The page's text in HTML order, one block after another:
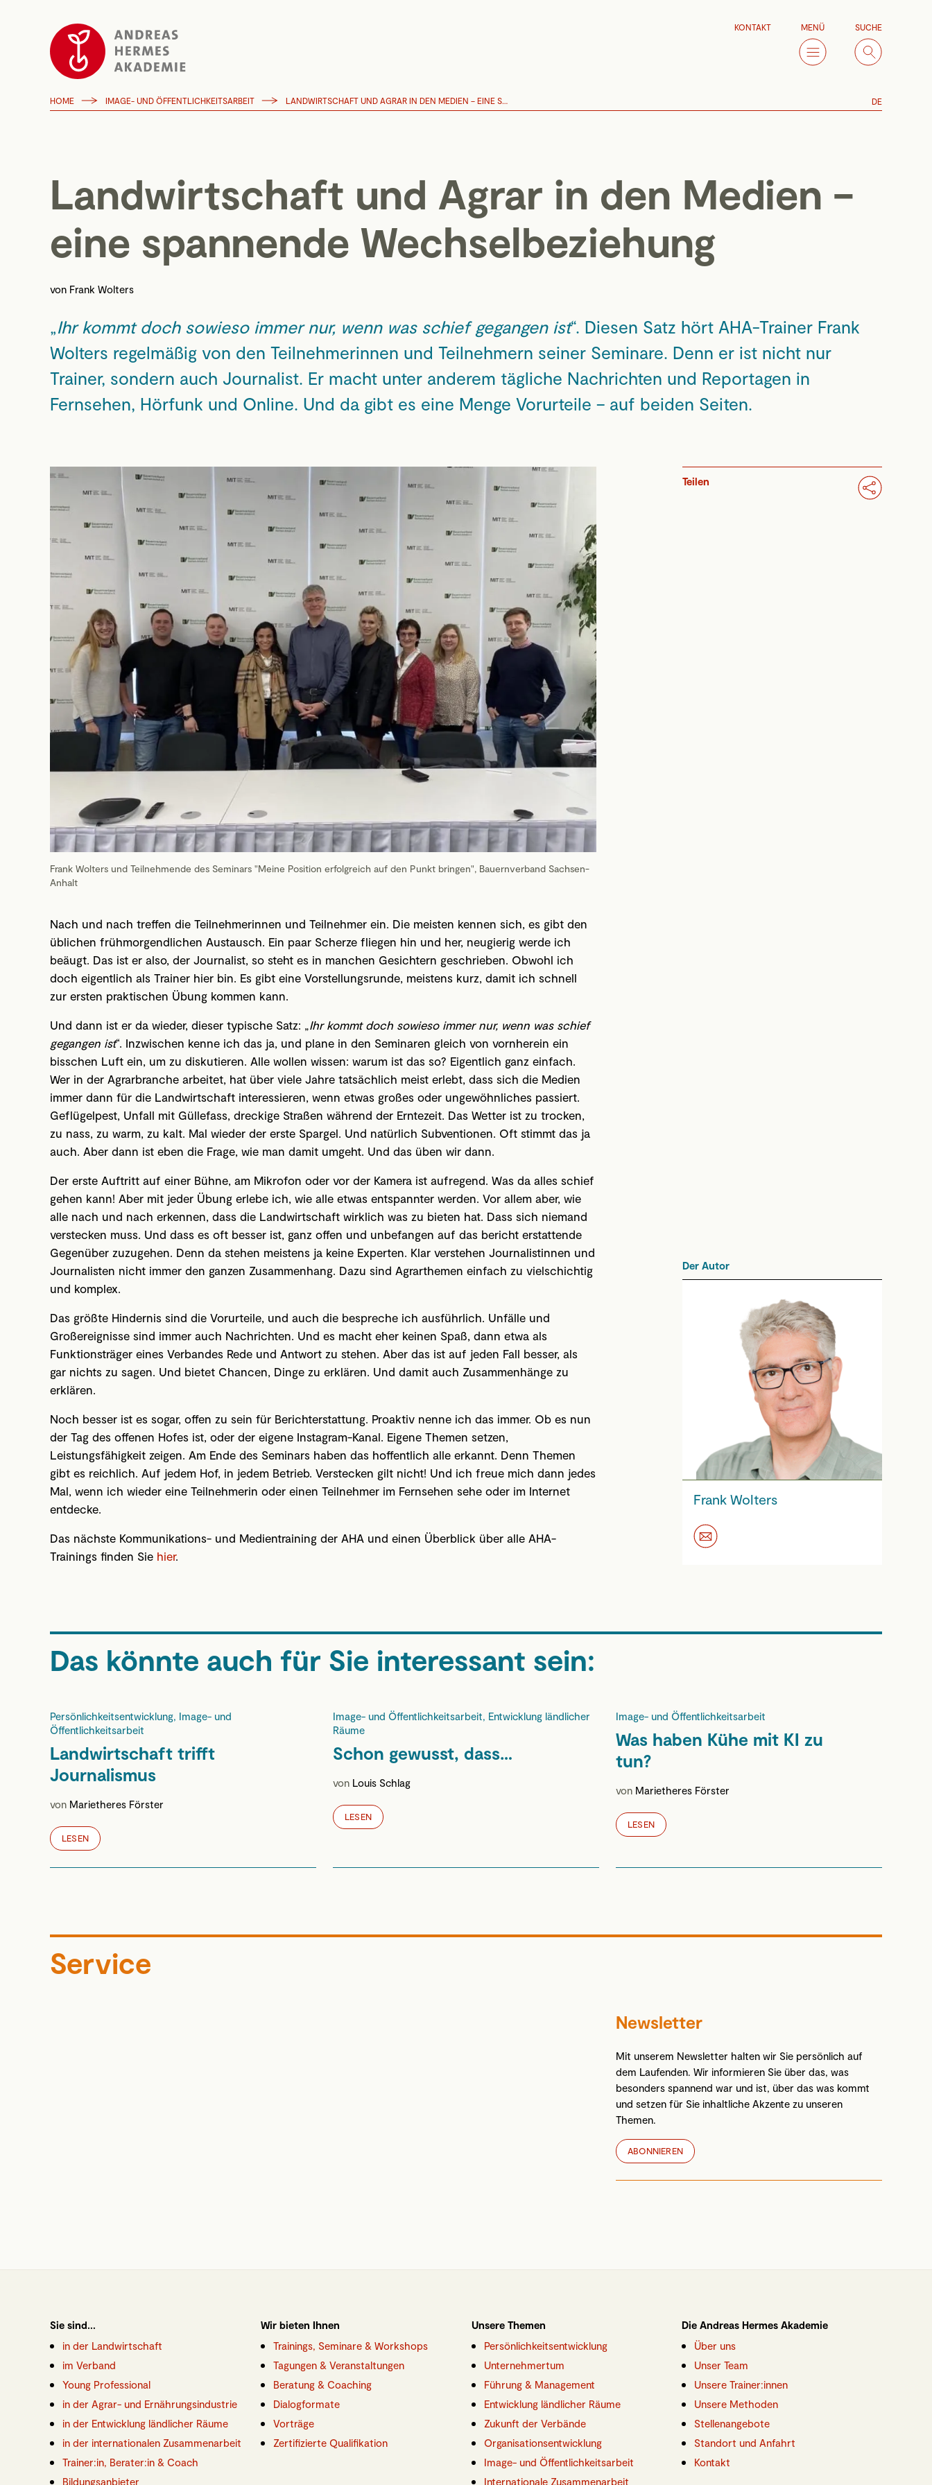
KONTAKT MENÜ SUCHE
HOME IMAGE- UND ÖFFENTLICHKEITSARBEIT LANDWIRTSCHAFT UND AGRAR IN DEN MEDIEN – EINE SPANNENDE WECHSELBEZIEHUNG DE
Landwirtschaft und Agrar in den Medien –
eine spannende Wechselbeziehung
von Frank Wolters
„Ihr kommt doch sowieso immer nur, wenn was schief gegangen ist“. Diesen Satz hört AHA-Trainer Frank
Wolters regelmäßig von den Teilnehmerinnen und Teilnehmern seiner Seminare. Denn er ist nicht nur
Trainer, sondern auch Journalist. Er macht unter anderem tägliche Nachrichten und Reportagen in
Fernsehen, Hörfunk und Online. Und da gibt es eine Menge Vorurteile – auf beiden Seiten.
Frank Wolters und Teilnehmende des Seminars "Meine Position erfolgreich auf den Punkt bringen", Bauernverband Sachsen-
Anhalt
Nach und nach treffen die Teilnehmerinnen und Teilnehmer ein. Die meisten kennen sich, es gibt den
üblichen frühmorgendlichen Austausch. Ein paar Scherze fliegen hin und her, neugierig werde ich
beäugt. Das ist er also, der Journalist, so steht es in manchen Gesichtern geschrieben. Obwohl ich
doch eigentlich als Trainer hier bin. Es gibt eine Vorstellungsrunde, meistens kurz, damit ich schnell
zur ersten praktischen Übung kommen kann.
Und dann ist er da wieder, dieser typische Satz: „ Ihr kommt doch sowieso immer nur, wenn was schief
gegangen ist“. Inzwischen kenne ich das ja, und plane in den Seminaren gleich von vornherein ein
bisschen Luft ein, um zu diskutieren. Alle wollen wissen: warum ist das so? Eigentlich ganz einfach.
Wer in der Agrarbranche arbeitet, hat über viele Jahre tatsächlich meist erlebt, dass sich die Medien
immer dann für die Landwirtschaft interessieren, wenn etwas großes oder ungewöhnliches passiert.
Geflügelpest, Unfall mit Güllefass, dreckige Straßen während der Erntezeit. Das Wetter ist zu trocken,
zu nass, zu warm, zu kalt. Mal wieder der erste Spargel. Und natürlich Subventionen. Oft stimmt das ja
auch. Aber dann ist eben die Frage, wie man damit umgeht. Und das üben wir dann.
Der erste Auftritt auf einer Bühne, am Mikrofon oder vor der Kamera ist aufregend. Was da alles schief
gehen kann! Aber mit jeder Übung erlebe ich, wie alle etwas entspannter werden. Vor allem aber, wie
alle nach und nach erkennen, dass die Landwirtschaft wirklich was zu bieten hat. Dass sich niemand
verstecken muss. Und dass es oft besser ist, ganz offen und unbefangen auf das bericht erstattende
Gegenüber zuzugehen. Denn da stehen meistens ja keine Experten. Klar verstehen Journalistinnen und
Journalisten nicht immer den ganzen Zusammenhang. Dazu sind Agrarthemen einfach zu vielschichtig
und komplex.
Das größte Hindernis sind die Vorurteile, und auch die bespreche ich ausführlich. Unfälle und
Großereignisse sind immer auch Nachrichten. Und es macht eher keinen Spaß, dann etwa als
Funktionsträger eines Verbandes Rede und Antwort zu stehen. Aber das ist auf jeden Fall besser, als
gar nichts zu sagen. Und bietet Chancen, Dinge zu erklären. Und damit auch Zusammenhänge zu
erklären.
Noch besser ist es sogar, offen zu sein für Berichterstattung. Proaktiv nenne ich das immer. Ob es nun
der Tag des offenen Hofes ist, oder der eigene Instagram-Kanal. Eigene Themen setzen,
Leistungsfähigkeit zeigen. Am Ende des Seminars haben das hoffentlich alle erkannt. Denn Themen
gibt es reichlich. Auf jedem Hof, in jedem Betrieb. Verstecken gilt nicht! Und ich freue mich dann jedes
Mal, wenn ich wieder eine Teilnehmerin oder einen Teilnehmer im Fernsehen sehe oder im Internet
entdecke.
Das nächste Kommunikations- und Medientraining der AHA und einen Überblick über alle AHA-
Trainings finden Sie hier.
Teilen
Der Autor
Frank Wolters
Das könnte auch für Sie interessant sein:
Persönlichkeitsentwicklung, Image- und
Öffentlichkeitsarbeit
Landwirtschaft trifft
Journalismus
von Marietheres Förster
LESEN
Image- und Öffentlichkeitsarbeit, Entwicklung ländlicher
Räume
Schon gewusst, dass…
von Louis Schlag
LESEN
Image- und Öffentlichkeitsarbeit
Was haben Kühe mit KI zu
tun?
von Marietheres Förster
LESEN
Service
Newsletter
Mit unserem Newsletter halten wir Sie persönlich auf
dem Laufenden. Wir informieren Sie über das, was
besonders spannend war und ist, über das was kommt
und setzen für Sie inhaltliche Akzente zu unseren
Themen.
ABONNIEREN
Sie sind...
in der Landwirtschaft
im Verband
Young Professional
in der Agrar- und Ernährungsindustrie
in der Entwicklung ländlicher Räume
in der internationalen Zusammenarbeit
Trainer:in, Berater:in & Coach
Bildungsanbieter
Wir bieten Ihnen
Trainings, Seminare & Workshops
Tagungen & Veranstaltungen
Beratung & Coaching
Dialogformate
Vorträge
Zertifizierte Qualifikation
Unsere Themen
Persönlichkeitsentwicklung
Unternehmertum
Führung & Management
Entwicklung ländlicher Räume
Zukunft der Verbände
Organisationsentwicklung
Image- und Öffentlichkeitsarbeit
Internationale Zusammenarbeit
Die Andreas Hermes Akademie
Über uns
Unser Team
Unsere Trainer:innen
Unsere Methoden
Stellenangebote
Standort und Anfahrt
Kontakt